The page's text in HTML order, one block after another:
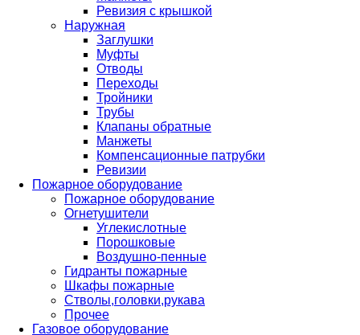
Ревизия с крышкой
Наружная
Заглушки
Муфты
Отводы
Переходы
Тройники
Трубы
Клапаны обратные
Манжеты
Компенсационные патрубки
Ревизии
Пожарное оборудование
Пожарное оборудование
Огнетушители
Углекислотные
Порошковые
Воздушно-пенные
Гидранты пожарные
Шкафы пожарные
Стволы,головки,рукава
Прочее
Газовое оборудование